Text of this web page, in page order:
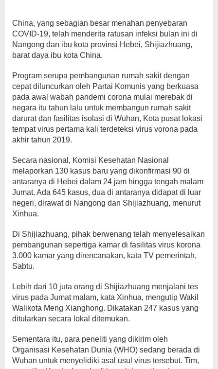
China, yang sebagian besar menahan penyebaran
COVID-19, telah menderita ratusan infeksi bulan ini di
Nangong dan ibu kota provinsi Hebei, Shijiazhuang,
barat daya ibu kota China.
Program serupa pembangunan rumah sakit dengan
cepat diluncurkan oleh Partai Komunis yang berkuasa
pada awal wabah pandemi corona mulai merebak di
negara itu tahun lalu untuk membangun rumah sakit
darurat dan fasilitas isolasi di Wuhan, Kota pusat lokasi
tempat virus pertama kali terdeteksi virus vorona pada
akhir tahun 2019.
Secara nasional, Komisi Kesehatan Nasional
melaporkan 130 kasus baru yang dikonfirmasi 90 di
antaranya di Hebei dalam 24 jam hingga tengah malam
Jumat. Ada 645 kasus, dua di antaranya didapat di luar
negeri, dirawat di Nangong dan Shijiazhuang, menurut
Xinhua.
Di Shijiazhuang, pihak berwenang telah menyelesaikan
pembangunan sepertiga kamar di fasilitas virus korona
3.000 kamar yang direncanakan, kata TV pemerintah,
Sabtu.
Lebih dari 10 juta orang di Shijiazhuang menjalani tes
virus pada Jumat malam, kata Xinhua, mengutip Wakil
Walikota Meng Xianghong. Dikatakan 247 kasus yang
ditularkan secara lokal ditemukan.
Sementara itu, para peneliti yang dikirim oleh
Organisasi Kesehatan Dunia (WHO) sedang berada di
Wuhan untuk menyelidiki asal usul virus tersebut. Tim,